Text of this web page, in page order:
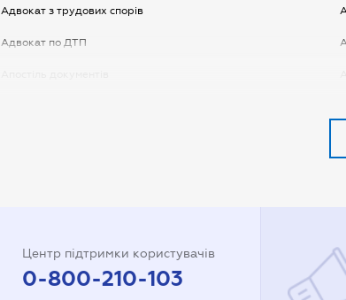
Адвокат з трудових спорів
Адвокат по ДТП
Центр підтримки користувачів
0-800-210-103